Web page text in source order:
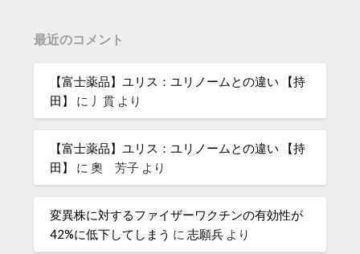
最近のコメント
【富士薬品】ユリス：ユリノームとの違い 【持
田】
に 丿貫 より
【富士薬品】ユリス：ユリノームとの違い 【持
田】
に奧 芳子 より
変異株に対するファイザーワクチンの有効性が
42%に低下してしまう に志願兵 より